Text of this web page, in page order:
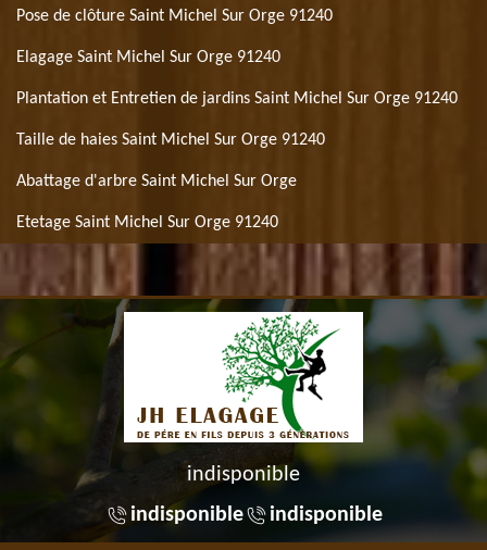
Pose de clôture Saint Michel Sur Orge 91240
Elagage Saint Michel Sur Orge 91240
Plantation et Entretien de jardins Saint Michel Sur Orge 91240
Taille de haies Saint Michel Sur Orge 91240
Abattage d'arbre Saint Michel Sur Orge
Etetage Saint Michel Sur Orge 91240
indisponible
indisponible
indisponible